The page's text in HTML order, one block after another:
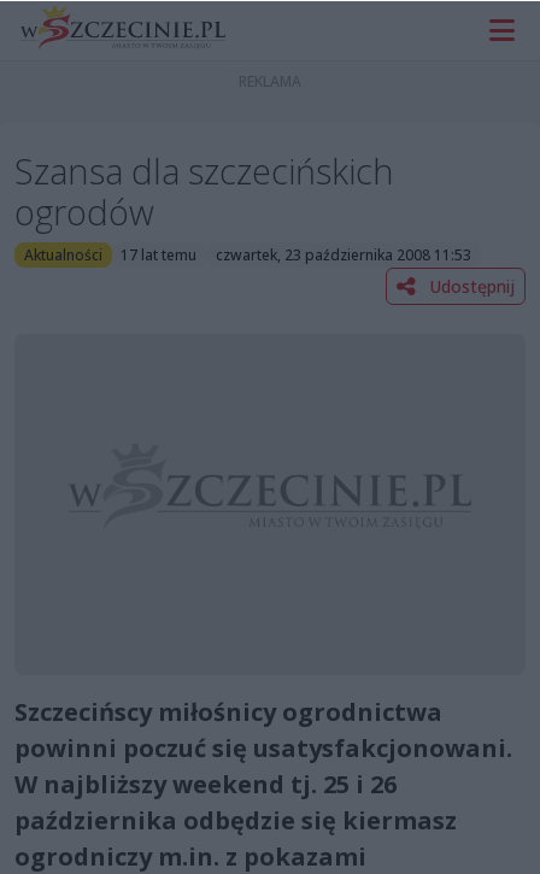
Szansa dla szczecińskich
ogrodów
Aktualności 17 lat temu czwartek, 23 października 2008 11:53
Udostępnij
Szczecińscy miłośnicy ogrodnictwa
powinni poczuć się usatysfakcjonowani.
W najbliższy weekend tj. 25 i 26
października odbędzie się kiermasz
ogrodniczy m.in. z pokazami